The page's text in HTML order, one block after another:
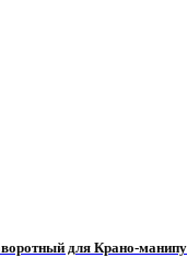
для Крано-